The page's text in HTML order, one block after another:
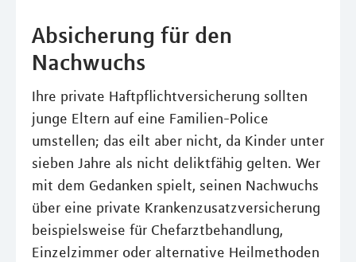
Absicherung für den
Nachwuchs
Ihre private Haftpflichtversicherung sollten
junge Eltern auf eine Familien-Police
umstellen; das eilt aber nicht, da Kinder unter
sieben Jahre als nicht deliktfähig gelten. Wer
mit dem Gedanken spielt, seinen Nachwuchs
über eine private Krankenzusatzversicherung
beispielsweise für Chefarztbehandlung,
Einzelzimmer oder alternative Heilmethoden